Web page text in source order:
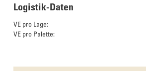
Logistik-Daten
VE pro Lage:
VE pro Palette: